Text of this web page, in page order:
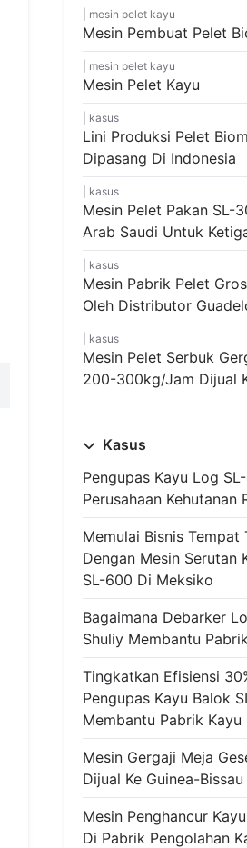
mesin pelet kayu
Mesin Pembuat Pelet
mesin pelet kayu
Mesin Pelet Kayu
kasus
Lini Produksi Pelet
Dipasang Di Indonesia
kasus
Mesin Pelet Pakan SL-
Arab Saudi Untuk
kasus
Mesin Pabrik Pelet
Oleh Distributor
kasus
Mesin Pelet Serbuk
200-300kg/jam Dijual
Kasus
Pengupas Kayu Log
Perusahaan Kehutanan
Memulai Bisnis Tempat
Dengan Mesin Serutan
SL-600 Di Meksiko
Bagaimana Debarker
Shuliy Membantu
Tingkatkan Efisiensi
Pengupas Kayu Balok
Membantu Pabrik Kayu
Mesin Gergaji Meja
Dijual Ke Guinea-Bissau
Mesin Penghancur
Di Pabrik Pengolahan